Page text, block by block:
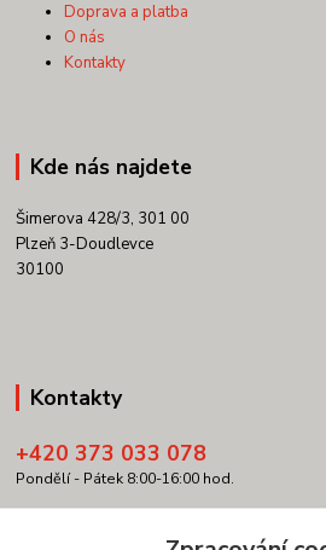
Doprava a platba
O nás
Kontakty
Kde nás najdete
Šimerova 428/3, 301 00
Plzeň 3-Doudlevce
30100
Kontakty
+420 373 033 078
Pondělí - Pátek 8:00-16:00 hod.